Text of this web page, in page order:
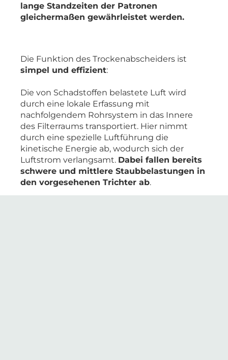
lange Standzeiten der Patronen
gleichermaßen gewährleistet werden.
Die Funktion des Trockenabscheiders ist
simpel und effizient:
Die von Schadstoffen belastete Luft wird
durch eine lokale Erfassung mit
nachfolgendem Rohrsystem in das Innere
des Filterraums transportiert. Hier nimmt
durch eine spezielle Luftführung die
kinetische Energie ab, wodurch sich der
Luftstrom verlangsamt. Dabei fallen bereits
schwere und mittlere Staubbelastungen in
den vorgesehenen Trichter ab.